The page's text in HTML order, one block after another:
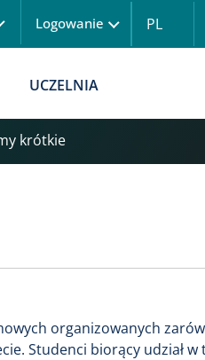
Menu logowanie
Logowanie PL
UCZELNIA
krótkie
organizowanych
Studenci biorący udział w